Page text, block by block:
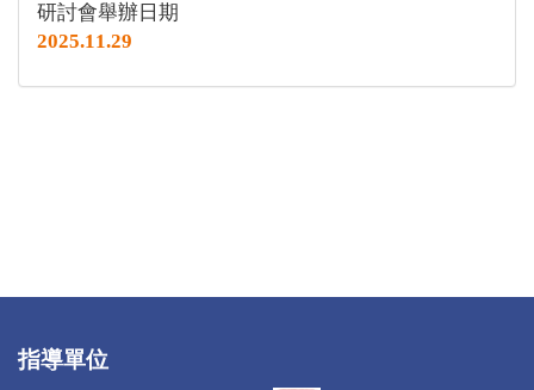
研討會舉辦日期
2025.11.29
指導單位